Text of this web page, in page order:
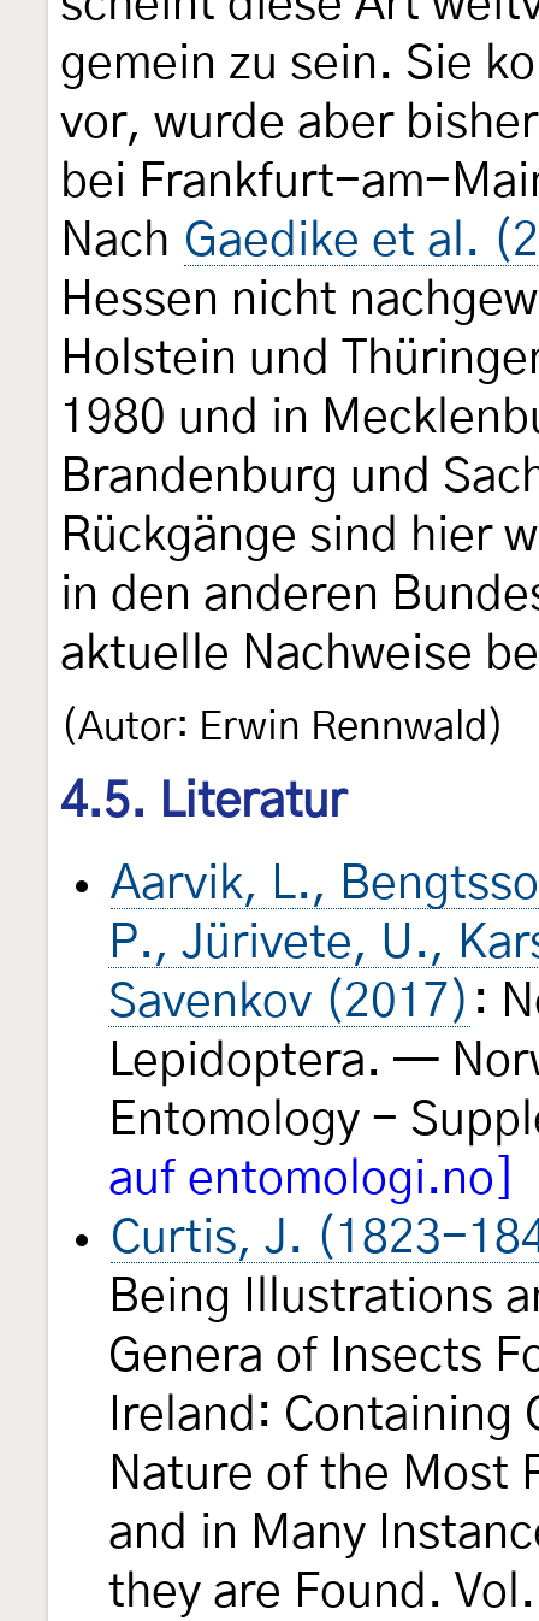
gemein zu sein. Sie
vor, wurde aber
bei Frankfurt-am-
Nach Gaedike et al.
Hessen nicht
Holstein und
1980 und in
Brandenburg und
Rückgänge sind hier
in den anderen
aktuelle Nachweise
(Autor: Erwin Rennwald)
4.5. Literatur
Aarvik, L.,
P., Jürivete, U.,
Savenkov (2017) :
Lepidoptera. —
Entomology -
auf entomologi.no]
Curtis, J. (1823-
Being Illustrations
Genera of Insects
Ireland: Containing
Nature of the Most
and in Many
they are Found.